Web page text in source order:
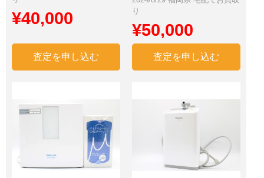
¥40,000
査定を申し込む
り
¥50,000
査定を申し込む